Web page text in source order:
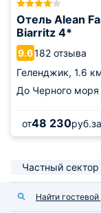
Отель Alean
Biarritz 4*
9.6182 отзыва
Геленджик, 1.6
До Черного моря
от48 230руб.
Частный сектор
Найти